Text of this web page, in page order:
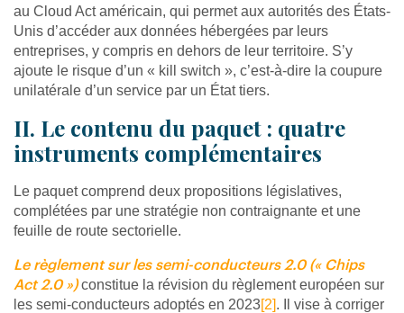
au Cloud Act américain, qui permet aux autorités des États-
Unis d’accéder aux données hébergées par leurs
entreprises, y compris en dehors de leur territoire. S’y
ajoute le risque d’un « kill switch », c’est-à-dire la coupure
unilatérale d’un service par un État tiers.
II. Le contenu du paquet : quatre
instruments complémentaires
Le paquet comprend deux propositions législatives,
complétées par une stratégie non contraignante et une
feuille de route sectorielle.
Le règlement sur les semi-conducteurs 2.0 (« Chips
Act 2.0 »)constitue la révision du règlement européen sur
les semi-conducteurs adoptés en 2023[2]. Il vise à corriger